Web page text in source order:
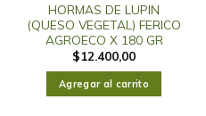
HORMAS DE LUPIN
(QUESO VEGETAL) FERICO
AGROECO X 180 GR
$12.400,00
Agregar al carrito